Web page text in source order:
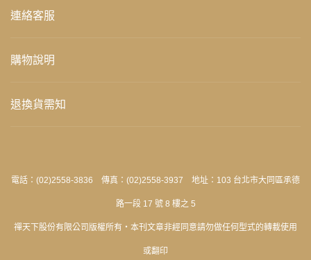
連絡客服
購物說明
退換貨需知
電話：(02)2558-3836 傳真：(02)2558-3937 地址：103 台北市大同區承德
路一段 17 號 8 樓之 5
禪天下股份有限公司版權所有‧本刊文章非經同意請勿做任何型式的轉載使用
或翻印